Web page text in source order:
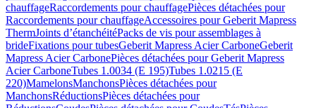
chauffageRaccordements pour chauffagePièces détachées pour
Raccordements pour chauffageAccessoires pour Geberit Mapress
ThermJoints d’étanchéitéPacks de vis pour assemblages à
brideFixations pour tubesGeberit Mapress Acier CarboneGeberit
Mapress Acier CarbonePièces détachées pour Geberit Mapress
Acier CarboneTubes 1.0034 (E 195)Tubes 1.0215 (E
220)MamelonsManchonsPièces détachées pour
ManchonsRéductionsPièces détachées pour